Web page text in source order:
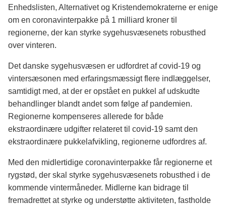
Enhedslisten, Alternativet og Kristendemokraterne er enige
om en coronavinterpakke på 1 milliard kroner til
regionerne, der kan styrke sygehusvæsenets robusthed
over vinteren.
Det danske sygehusvæsen er udfordret af covid-19 og
vintersæsonen med erfaringsmæssigt flere indlæggelser,
samtidigt med, at der er opstået en pukkel af udskudte
behandlinger blandt andet som følge af pandemien.
Regionerne kompenseres allerede for både
ekstraordinære udgifter relateret til covid-19 samt den
ekstraordinære pukkelafvikling, regionerne udfordres af.
Med den midlertidige coronavinterpakke får regionerne et
rygstød, der skal styrke sygehusvæsenets robusthed i de
kommende vintermåneder. Midlerne kan bidrage til
fremadrettet at styrke og understøtte aktiviteten, fastholde